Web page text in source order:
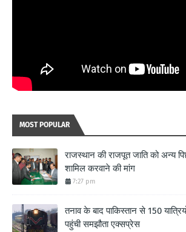
MOST POPULAR
राजस्थान की राजपूत जाति को अन्य
शामिल करवाने की मांग
7:27 pm
तनाव के बाद पाकिस्तान से 150
पहुंची समझौता एक्सप्रेस